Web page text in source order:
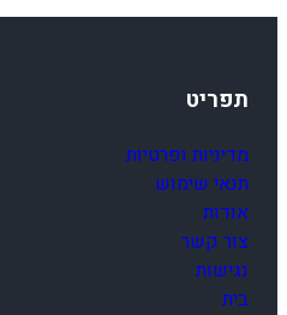
תפריט
מדיניות ופרטיות
תנאי שימוש
אודות
צור קשר
נגישות
בית